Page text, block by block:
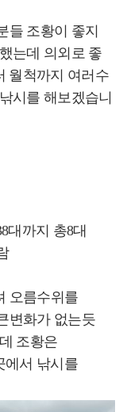
들 조황이 좋지
는데 의외로 좋
월척까지 여러수
시를 해보겠습니
대까지 총8대
오름수위를
변화가 없는듯
조황은
에서 낚시를